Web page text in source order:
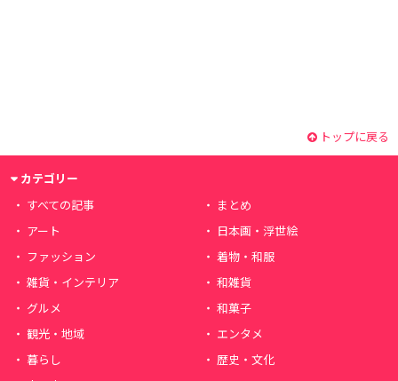
トップに戻る
カテゴリー
すべての記事
まとめ
アート
日本画・浮世絵
ファッション
着物・和服
雑貨・インテリア
和雑貨
グルメ
和菓子
観光・地域
エンタメ
暮らし
歴史・文化